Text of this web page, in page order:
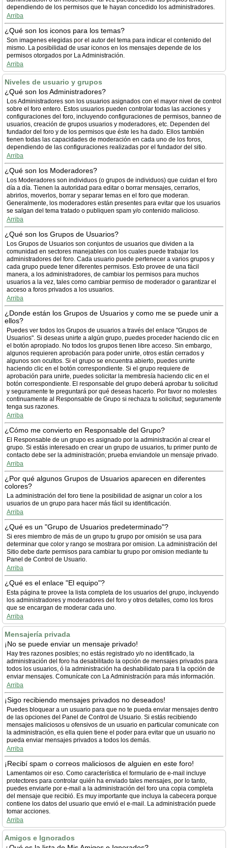
dependiendo de los permisos que te hayan concedido los administradores.
Arriba
¿Qué son los iconos para los temas?
Son imagenes elegidas por el autor del tema para indicar el contenido del
mismo. La posibilidad de usar iconos en los mensajes depende de los
permisos otorgados por La Administración.
Arriba
Niveles de usuario y grupos
¿Qué son los Administradores?
Los Administradores son los usuarios asignados con el mayor nivel de control
sobre el foro entero. Estos usuarios pueden controlar todas las acciones y
configuraciones del foro, incluyendo configuraciones de permisos, banneo de
usuarios, creación de grupos usuarios y moderadores, etc. Dependen del
fundador del foro y de los permisos que éste les ha dado. Ellos también
tienen todas las capacidades de moderación en cada uno de los foros,
dependiendo de las configuraciones realizadas por el fundador del sitio.
Arriba
¿Qué son los Moderadores?
Los Moderadores son individuos (o grupos de individuos) que cuidan el foro
día a día. Tienen la autoridad para editar o borrar mensajes, cerrarlos,
abrirlos, moverlos, borrar y separar temas en el foro que moderan.
Generalmente, los moderadores están presentes para evitar que los usuarios
se salgan del tema tratado o publiquen spam y/o contenido malicioso.
Arriba
¿Qué son los Grupos de Usuarios?
Los Grupos de Usuarios son conjuntos de usuarios que dividen a la
comunidad en sectores manejables con los cuales puede trabajar los
administradores del foro. Cada usuario puede pertenecer a varios grupos y
cada grupo puede tener diferentes permisos. Esto provee de una fácil
manera, a los administradores, de cambiar los permisos para muchos
usuarios a la vez, tales como cambiar permiso de moderador o garantizar el
acceso a foros privados a los usuarios.
Arriba
¿Donde están los Grupos de Usuarios y como me se puede unir a
ellos?
Puedes ver todos los Grupos de usuarios a través del enlace "Grupos de
Usuarios". Si deseas unirte a algún grupo, puedes proceder haciendo clic en
el botón apropiado. No todos los grupos tienen libre acceso. Sin embargo,
algunos requieren aprobación para poder unirte, otros están cerrados y
algunos son ocultos. Si el grupo se encuentra abierto, puedes unirte
haciendo clic en el botón correspondiente. Si el grupo requiere de
aprobación para unirte, puedes solicitar la membresía haciendo clic en el
botón correspondiente. El responsable del grupo deberá aprobar tu solicitud
y seguramente te preguntará por qué deseas hacerlo. Por favor no molestes
continuamente al Responsable de Grupo si rechaza tu solicitud; seguramente
tenga sus razones.
Arriba
¿Cómo me convierto en Responsable del Grupo?
El Responsable de un grupo es asignado por la administración al crear el
grupo. Si estás interesado en crear un grupo de usuarios, tu primer punto de
contacto debe ser la administración; prueba enviandole un mensaje privado.
Arriba
¿Por qué algunos Grupos de Usuarios aparecen en diferentes
colores?
La administración del foro tiene la posibilidad de asignar un color a los
usuarios de un grupo para hacer más fácil su identificación.
Arriba
¿Qué es un "Grupo de Usuarios predeterminado"?
Si eres miembro de más de un grupo tu grupo por omisión se usa para
determinar que color y rango se mostrara por omision. La administración del
Sitio debe darte permisos para cambiar tu grupo por omision mediante tu
Panel de Control de Usuario.
Arriba
¿Qué es el enlace "El equipo"?
Esta página te provee la lista completa de los usuarios del grupo, incluyendo
los administradores y moderadores del foro y otros detalles, como los foros
que se encargan de moderar cada uno.
Arriba
Mensajería privada
¡No se puede enviar un mensaje privado!
Hay tres razones posibles; no estás registrado y/o no identificado, la
administración del foro ha desabilitado la opción de mensajes privados para
todos los usuarios, ó la administración ha deshabilidato para ti la opción de
enviar mensajes. Comunícate con La Administración para más información.
Arriba
¡Sigo recibiendo mensajes privados no deseados!
Puedes bloquear a un usuario para que no te pueda enviar mensajes dentro
de las opciones del Panel de Control de Usuario. Si estás recibiendo
mensajes maliciosos u ofensivos de un usuario en particular comunicate con
la administración, es ella quien tiene el poder para evitar que un usuario no
pueda enviar mensajes privados a todos los demás.
Arriba
¡Recibí spam o correos maliciosos de alguien en este foro!
Lamentamos oir eso. Como característica el formulario de e-mail incluye
protectores para controlar quién ha enviado tales mensajes, por lo tanto,
puedes enviarle por e-mail a la administración del foro una copia completa
del mensaje que recibió. Es muy importante que incluya la cabecera porque
contiene los datos del usuario que envió el e-mail. La administración puede
tomar acciones.
Arriba
Amigos e Ignorados